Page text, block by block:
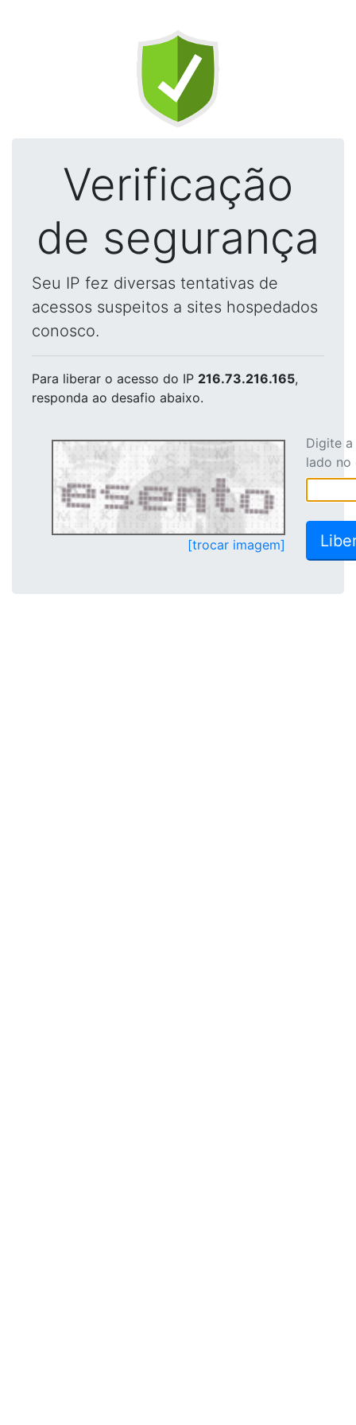
Verificação
de segurança
Seu IP fez diversas tentativas de
acessos suspeitos a sites hospedados
conosco.
Para liberar o acesso do IP 216.73.216.165,
responda ao desafio abaixo.
[trocar imagem]
Digite
lado no